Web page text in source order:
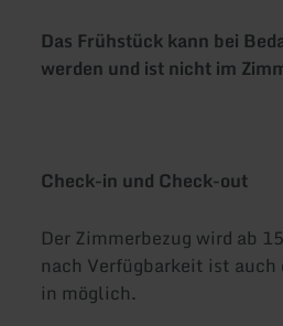
Das Frühstück kann bei
werden und ist nicht im
Check-in und Check-out
Der Zimmerbezug wird ab
nach Verfügbarkeit ist
in möglich.